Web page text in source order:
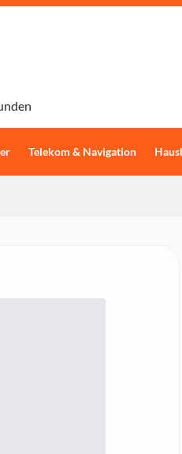
Telekom & Navigation